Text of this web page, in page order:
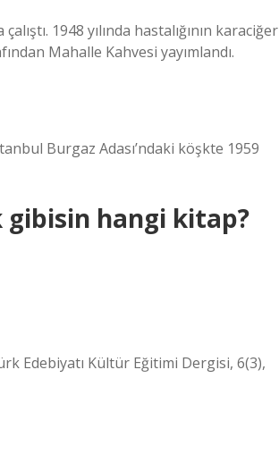
1948 yılında hastalığının karaciğer
Mahalle Kahvesi yayımlandı.
Burgaz Adası’ndaki köşkte 1959
gibisin hangi kitap?
Edebiyatı Kültür Eğitimi Dergisi, 6(3),